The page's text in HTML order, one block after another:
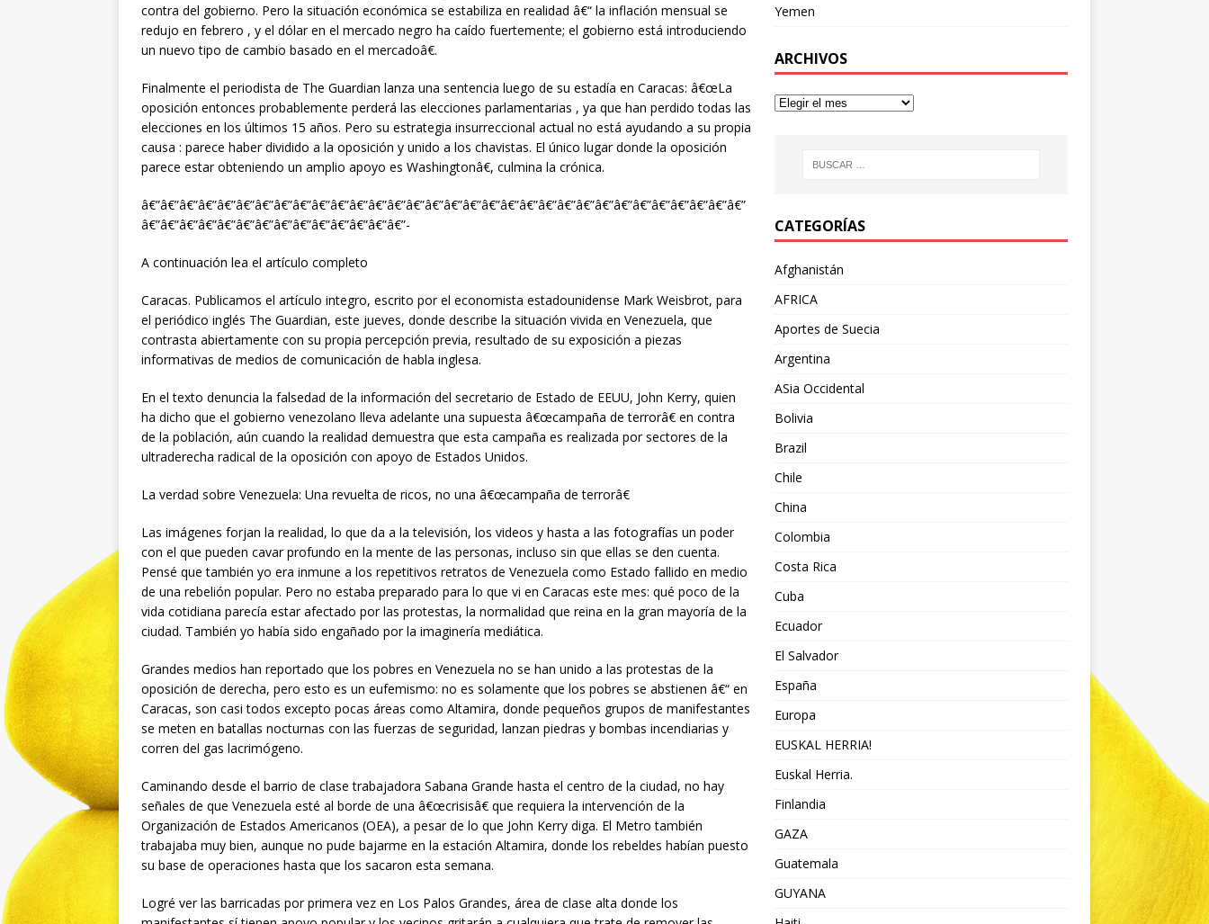
contra del gobierno. Pero la situación económica se estabiliza en realidad â€“ la inflación mensual se
redujo en febrero , y el dólar en el mercado negro ha caído fuertemente; el gobierno está introduciendo
un nuevo tipo de cambio basado en el mercadoâ€.
Finalmente el periodista de The Guardian lanza una sentencia luego de su estadía en Caracas: â€œLa
oposición entonces probablemente perderá las elecciones parlamentarias , ya que han perdido todas las
elecciones en los últimos 15 años. Pero su estrategia insurreccional actual no está ayudando a su propia
causa : parece haber dividido a la oposición y unido a los chavistas. El único lugar donde la oposición
parece estar obteniendo un amplio apoyo es Washingtonâ€, culmina la crónica.
â€”â€”â€”â€”â€”â€”â€”â€”â€”â€”â€”â€”â€”â€”â€”â€”â€”â€”â€”â€”â€”â€”â€”â€”â€”â€”â€”â€”â€”â€”â€”â€”
â€”â€”â€”â€”â€”â€”â€”â€”â€”â€”â€”â€”â€”â€”-
A continuación lea el artículo completo
Caracas. Publicamos el artículo integro, escrito por el economista estadounidense Mark Weisbrot, para
el periódico inglés The Guardian, este jueves, donde describe la situación vivida en Venezuela, que
contrasta abiertamente con su propia percepción previa, resultado de su exposición a piezas
informativas de medios de comunicación de habla inglesa.
En el texto denuncia la falsedad de la información del secretario de Estado de EEUU, John Kerry, quien
ha dicho que el gobierno venezolano lleva adelante una supuesta â€œcampaña de terrorâ€ en contra
de la población, aún cuando la realidad demuestra que esta campaña es realizada por sectores de la
ultraderecha radical de la oposición con apoyo de Estados Unidos.
La verdad sobre Venezuela: Una revuelta de ricos, no una â€œcampaña de terrorâ€
Las imágenes forjan la realidad, lo que da a la televisión, los videos y hasta a las fotografías un poder
con el que pueden cavar profundo en la mente de las personas, incluso sin que ellas se den cuenta.
Pensé que también yo era inmune a los repetitivos retratos de Venezuela como Estado fallido en medio
de una rebelión popular. Pero no estaba preparado para lo que vi en Caracas este mes: qué poco de la
vida cotidiana parecía estar afectado por las protestas, la normalidad que reina en la gran mayoría de la
ciudad. También yo había sido engañado por la imaginería mediática.
Grandes medios han reportado que los pobres en Venezuela no se han unido a las protestas de la
oposición de derecha, pero esto es un eufemismo: no es solamente que los pobres se abstienen â€“ en
Caracas, son casi todos excepto pocas áreas como Altamira, donde pequeños grupos de manifestantes
se meten en batallas nocturnas con las fuerzas de seguridad, lanzan piedras y bombas incendiarias y
corren del gas lacrimógeno.
Caminando desde el barrio de clase trabajadora Sabana Grande hasta el centro de la ciudad, no hay
señales de que Venezuela esté al borde de una â€œcrisisâ€ que requiera la intervención de la
Organización de Estados Americanos (OEA), a pesar de lo que John Kerry diga. El Metro también
trabajaba muy bien, aunque no pude bajarme en la estación Altamira, donde los rebeldes habían puesto
su base de operaciones hasta que los sacaron esta semana.
Logré ver las barricadas por primera vez en Los Palos Grandes, área de clase alta donde los
Yemen
ARCHIVOS
CATEGORÍAS
Afghanistán
AFRICA
Aportes de Suecia
Argentina
ASia Occidental
Bolivia
Brazil
Chile
China
Colombia
Costa Rica
Cuba
Ecuador
El Salvador
España
Europa
EUSKAL HERRIA!
Euskal Herria.
Finlandia
GAZA
Guatemala
GUYANA